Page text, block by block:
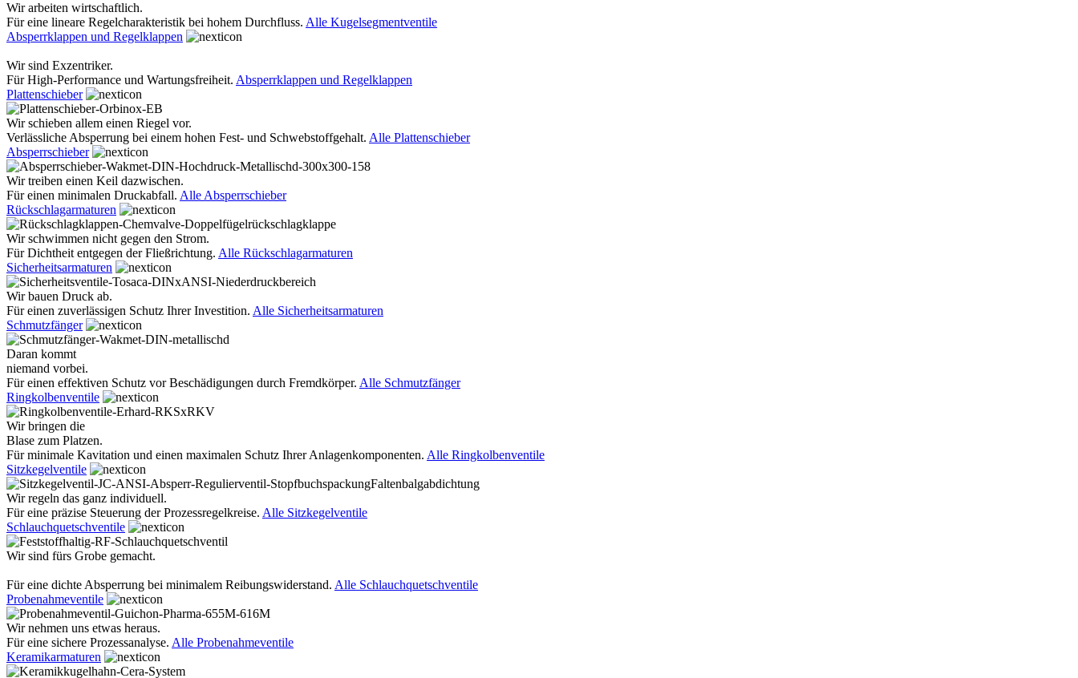
Wir arbeiten wirtschaftlich.
Für eine lineare Regelcharakteristik bei hohem Durchfluss. Alle Kugelsegmentventile
Absperrklappen und Regelklappen
Wir sind Exzentriker.
Für High-Performance und Wartungsfreiheit. Absperrklappen und Regelklappen
Plattenschieber
Wir schieben allem einen Riegel vor.
Verlässliche Absperrung bei einem hohen Fest- und Schwebstoffgehalt. Alle Plattenschieber
Absperrschieber
Wir treiben einen Keil dazwischen.
Für einen minimalen Druckabfall. Alle Absperrschieber
Rückschlagarmaturen
Wir schwimmen nicht gegen den Strom.
Für Dichtheit entgegen der Fließrichtung. Alle Rückschlagarmaturen
Sicherheitsarmaturen
Wir bauen Druck ab.
Für einen zuverlässigen Schutz Ihrer Investition. Alle Sicherheitsarmaturen
Schmutzfänger
Daran kommt
niemand vorbei.
Für einen effektiven Schutz vor Beschädigungen durch Fremdkörper. Alle Schmutzfänger
Ringkolbenventile
Wir bringen die
Blase zum Platzen.
Für minimale Kavitation und einen maximalen Schutz Ihrer Anlagenkomponenten. Alle Ringkolbenventile
Sitzkegelventile
Wir regeln das ganz individuell.
Für eine präzise Steuerung der Prozessregelkreise. Alle Sitzkegelventile
Schlauchquetschventile
Wir sind fürs Grobe gemacht.
Für eine dichte Absperrung bei minimalem Reibungswiderstand. Alle Schlauchquetschventile
Probenahmeventile
Wir nehmen uns etwas heraus.
Für eine sichere Prozessanalyse. Alle Probenahmeventile
Keramikarmaturen